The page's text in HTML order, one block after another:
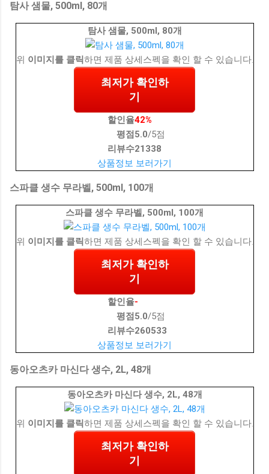
탐사 샘물, 500ml, 80개
탐사 샘물, 500ml, 80개
위 이미지를 클릭하면 제품 상세스펙을 확인 할 수 있습니다.
최저가 확인하
기
할인율42%
평점 5.0/5점
리뷰수21338
상품정보 보러가기
스파클 생수 무라벨, 500ml, 100개
스파클 생수 무라벨, 500ml, 100개
위 이미지를 클릭하면 제품 상세스펙을 확인 할 수 있습니다.
최저가 확인하
기
할인율-
평점 5.0/5점
리뷰수260533
상품정보 보러가기
동아오츠카 마신다 생수, 2L, 48개
동아오츠카 마신다 생수, 2L, 48개
위 이미지를 클릭하면 제품 상세스펙을 확인 할 수 있습니다.
최저가 확인하
기